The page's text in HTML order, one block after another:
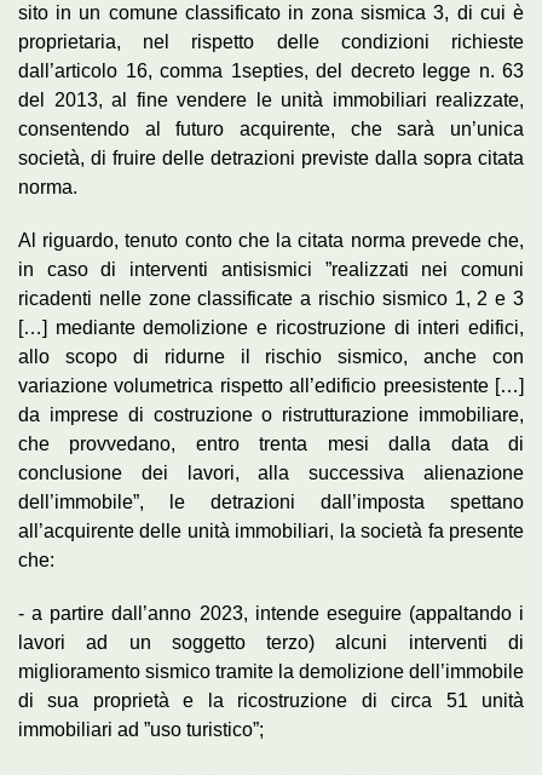
sito in un comune classificato in zona sismica 3, di cui è
proprietaria, nel rispetto delle condizioni richieste
dall’articolo 16, comma 1­septies, del decreto ­legge n. 63
del 2013, al fine vendere le unità immobiliari realizzate,
consentendo al futuro acquirente, che sarà un’unica
società, di fruire delle detrazioni previste dalla sopra citata
norma.
Al riguardo, tenuto conto che la citata norma prevede che,
in caso di interventi antisismici ”realizzati nei comuni
ricadenti nelle zone classificate a rischio sismico 1, 2 e 3
[…] mediante demolizione e ricostruzione di interi edifici,
allo scopo di ridurne il rischio sismico, anche con
variazione volumetrica rispetto all’edificio preesistente […]
da imprese di costruzione o ristrutturazione immobiliare,
che provvedano, entro trenta mesi dalla data di
conclusione dei lavori, alla successiva alienazione
dell’immobile”, le detrazioni dall’imposta spettano
all’acquirente delle unità immobiliari, la società fa presente
che:
-­ a partire dall’anno 2023, intende eseguire (appaltando i
lavori ad un soggetto terzo) alcuni interventi di
miglioramento sismico tramite la demolizione dell’immobile
di sua proprietà e la ricostruzione di circa 51 unità
immobiliari ad ”uso turistico”;